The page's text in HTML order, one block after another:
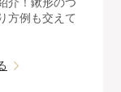
介！鍬形のつ
方例も交えて